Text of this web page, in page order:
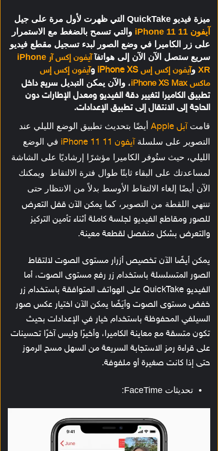
ميزة فيديو QuickTake التي ظهرت لأول مرة على جيل
آيفون 11 iPhone 11
والتي تسمح بالضغط مع الاستمرار
على زر الكاميرا في وضع الصور لبدء تسجيل مقطع فيديو
سريع ستصل الآن الآن إلى هواتفآ آيفون إكس آر iPhone
XR وآيفون إكس إس وآيفون إكس إس
ماكس iPhone XS Max ، والآن يمكن التبديل سريع داخل
تطبيق الكاميرا لتغيير دقة الفيديو ومعدل الإطارات دون
الحاجة إلى الانتقال إلى تطبيق الإعدادات.
قامتآبل Apple
أيضًا بتحديث تطبيق الوضع الليلي عند
التصوير على سلسلةآيفون 11 iPhone 11
في الوضع
الليلي، حيث ستُوفر الكاميرا مؤشرًا إرشاديًا على الشاشة
لمساعدتك على البقاء ثابتًا طوال فترة الالتقاط ويمكنك
الآن أيضًا إلغاء الالتقاط الأوسط بدلاً من الانتظار حتى
تنتهي اللقطة من التصوير، كما يمكن الآن قفل التعرض
للصور ومقاطع الفيديو لجلسة كاملة أثناء تأمين التركيز
والتعرض بشكل منفصل لقطعة معينة.
يمكن أيضًا الآن تخصيص أزرار مستوى الصوت لالتقاط
الصور المتسلسلة باستخدام زر رفع مستوى الصوت، أما
الفيديو QuickTake على الهواتف المتوافقة باستخدام زر
خفض مستوى الصوت وأيَضًا يمكن الآن اختيار عكس صور
السيلفي المحفوظة باستخدام خيار في الإعدادات بحيث
تكون متسقة مع معاينة الكاميرا، وأخيرًا وليس آخرًا تحسينات
على قراءة رمز الاستجابة السريعة من السهل مسح الرموز
حتى إذا كانت صغيرة أو ملفوفة.
تحديثات FaceTime: